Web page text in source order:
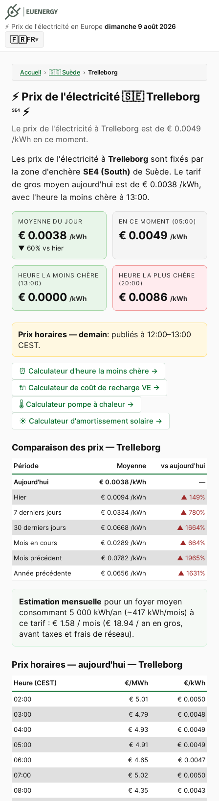
⚡️ Prix de l'électricité en Europe dimanche 9 août 2026
🇫🇷FR▾
Accueil › 🇸🇪 Suède › Trelleborg
⚡️ Prix de l'électricité🇸🇪Trelleborg
SE4 ⚡️
Le prix de l'électricité à Trelleborg est de € 0.0049
/kWh en ce moment.
Les prix de l'électricité à Trelleborg sont fixés par
la zone d'enchère SE4 (South) de Suède. Le tarif
de gros moyen aujourd'hui est de € 0.0038 /kWh,
avec l'heure la moins chère à 13:00.
MOYENNE DU JOUR
€ 0.0038 /kWh
▼ 60% vs hier
EN CE MOMENT (05:00)
€ 0.0049 /kWh
HEURE LA MOINS CHÈRE
(13:00)
€ 0.0000 /kWh
HEURE LA PLUS CHÈRE
(20:00)
€ 0.0086 /kWh
Prix horaires — demain: publiés à 12:00–13:00
CEST.
⏰ Calculateur d'heure la moins chère →
🔌 Calculateur de coût de recharge VE →
🌡️ Calculateur pompe à chaleur →
☀️ Calculateur d'amortissement solaire →
Comparaison des prix—Trelleborg
Période Moyenne vs aujourd'hui
Aujourd'hui € 0.0038 /kWh
—
Hier
€ 0.0094 /kWh ▲ 149%
7 derniers jours
€ 0.0334 /kWh ▲ 780%
30 derniers jours
€ 0.0668 /kWh ▲ 1664%
Mois en cours
€ 0.0289 /kWh ▲ 664%
Mois précédent
€ 0.0782 /kWh ▲ 1965%
Année précédente
€ 0.0656 /kWh ▲ 1631%
Estimation mensuelle pour un foyer moyen
consommant 5 000 kWh/an (~417 kWh/mois) à
ce tarif : € 1.58 / mois (€ 18.94 / an en gros,
avant taxes et frais de réseau).
Prix horaires — aujourd'hui —Trelleborg
Heure (CEST) €/MWh €/kWh
02:00 € 5.01
€ 0.0050
03:00 € 4.79
€ 0.0048
04:00 € 4.93
€ 0.0049
05:00 € 4.91
€ 0.0049
06:00 € 4.65
€ 0.0047
07:00 € 5.02
€ 0.0050
08:00 € 4.35
€ 0.0043